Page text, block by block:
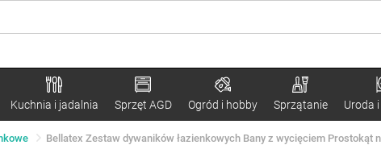
Kuchnia i jadalnia Sprzęt AGD Ogród i hobby Sprzątanie Uroda
Bellatex Zestaw dywaników łazienkowych Bany z wycięciem Prostokąt